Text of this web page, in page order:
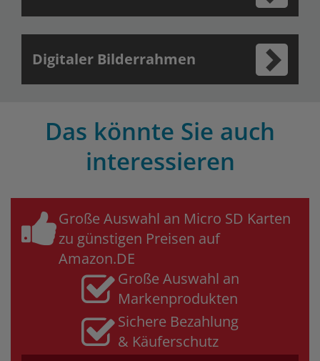
Digitaler Bilderrahmen
Das könnte Sie auch
interessieren
Große Auswahl an Micro SD Karten
zu günstigen Preisen auf
Amazon.DE
Große Auswahl an
Markenprodukten
Sichere Bezahlung
& Käuferschutz